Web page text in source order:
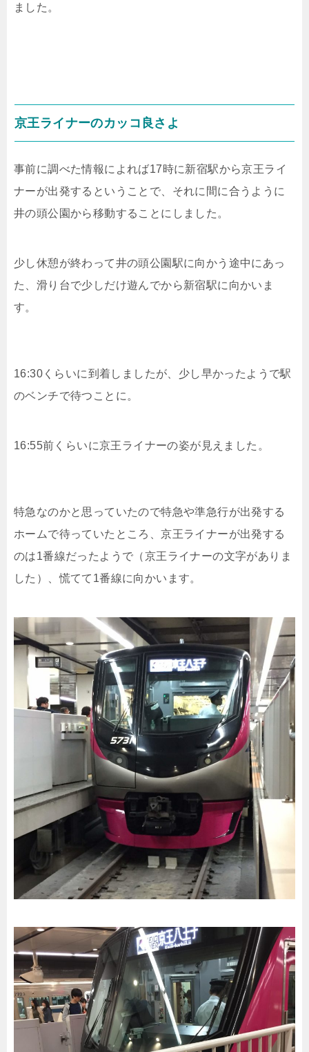
ました。
京王ライナーのカッコ良さよ
事前に調べた情報によれば17時に新宿駅から京王ライ
ナーが出発するということで、それに間に合うように
井の頭公園から移動することにしました。
少し休憩が終わって井の頭公園駅に向かう途中にあっ
た、滑り台で少しだけ遊んでから新宿駅に向かいま
す。
16:30くらいに到着しましたが、少し早かったようで駅
のベンチで待つことに。
16:55前くらいに京王ライナーの姿が見えました。
特急なのかと思っていたので特急や準急行が出発する
ホームで待っていたところ、京王ライナーが出発する
のは1番線だったようで（京王ライナーの文字がありま
した）、慌てて1番線に向かいます。